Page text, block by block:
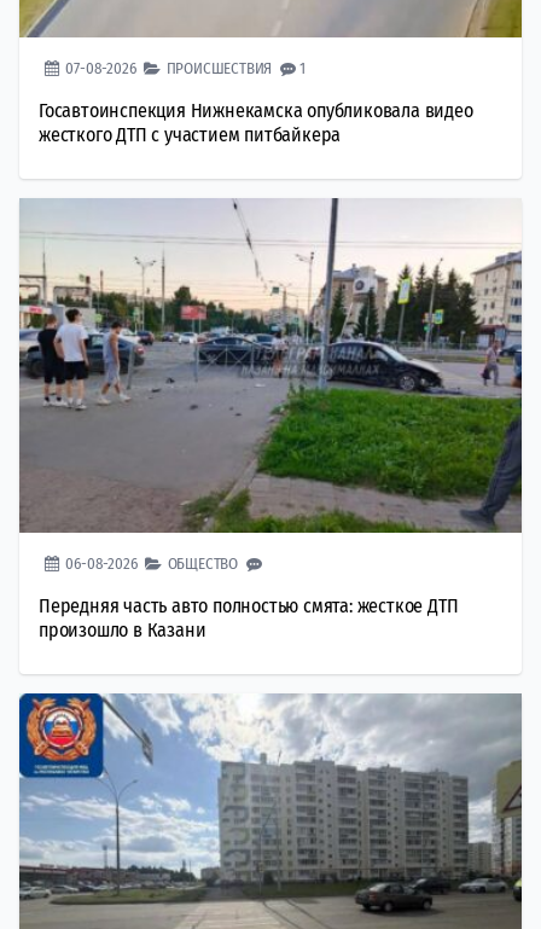
07-08-2026 ПРОИСШЕСТВИЯ 1
Госавтоинспекция Нижнекамска опубликовала видео
жесткого ДТП с участием питбайкера
06-08-2026 ОБЩЕСТВО
Передняя часть авто полностью смята: жесткое ДТП
произошло в Казани